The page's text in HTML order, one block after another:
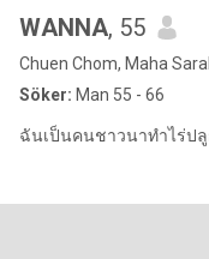
WANNA, 55
Chuen Chom, Maha
Söker: Man 55 - 66
ฉันเป็นคนชาวนาทำไร่ป